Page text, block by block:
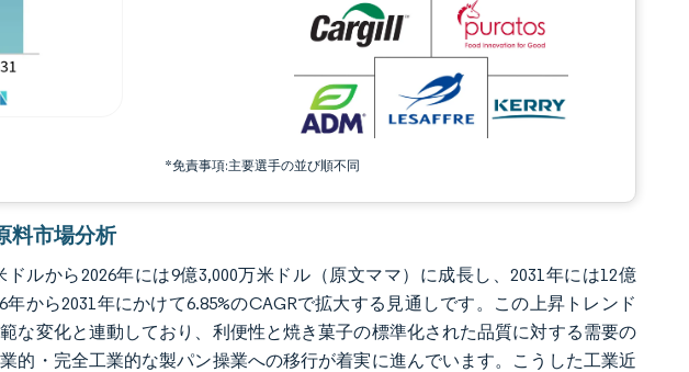
*免責事項:主要選手の並び順不同
料市場分析
ルから2026年には9億3,000万米ドル（原文ママ）に成長し、2031年には12億
から2031年にかけて6.85%のCAGRで拡大する見通しです。この上昇トレンド
な変化と連動しており、利便性と焼き菓子の標準化された品質に対する需要の
的・完全工業的な製パン操業への移行が着実に進んでいます。こうした工業近